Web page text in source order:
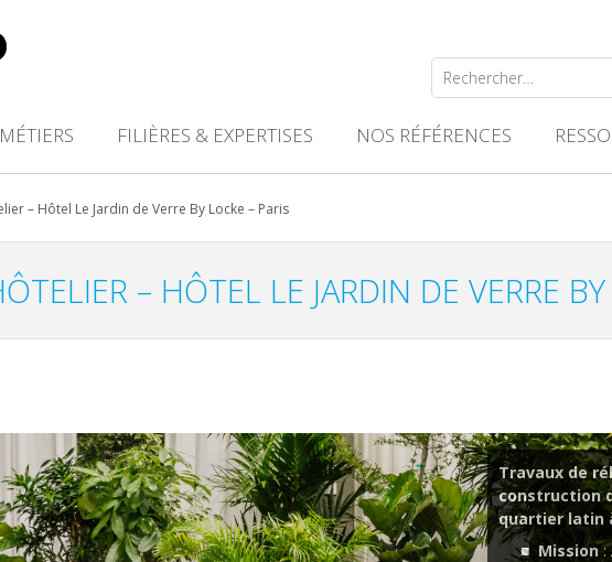
Rechercher :
FILIÈRES & EXPERTISES NOS RÉFÉRENCES
– Hôtel Le Jardin de Verre By Locke – Paris
– HÔTEL LE JARDIN DE VERRE
Travaux de
construction
quartier latin
Mission: